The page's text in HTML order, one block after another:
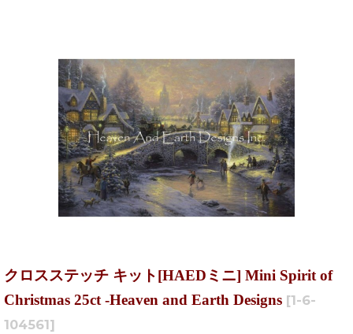
クロスステッチ キット[HAEDミニ] Mini Spirit of
Christmas 25ct -Heaven and Earth Designs [1-6-
104561]